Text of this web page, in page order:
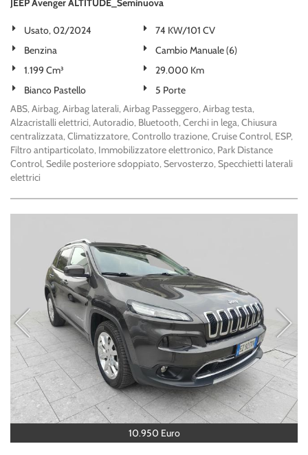
JEEP Avenger ALTITUDE_Seminuova
Usato, 02/2024
74 KW/101 CV
Benzina
Cambio Manuale (6)
1.199 Cm³
29.000 Km
Bianco Pastello
5 Porte
ABS, Airbag, Airbag laterali, Airbag Passeggero, Airbag testa,
Alzacristalli elettrici, Autoradio, Bluetooth, Cerchi in lega, Chiusura
centralizzata, Climatizzatore, Controllo trazione, Cruise Control, ESP,
Filtro antiparticolato, Immobilizzatore elettronico, Park Distance
Control, Sedile posteriore sdoppiato, Servosterzo, Specchietti laterali
elettrici
10.950 Euro